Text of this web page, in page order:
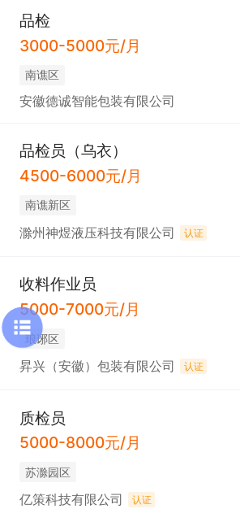
品检
3000-5000元/月
南谯区
安徽德诚智能包装有限公司
品检员（乌衣）
4500-6000元/月
南谯新区
滁州神煜液压科技有限公司 认证
收料作业员
5000-7000元/月
琅琊区
昇兴（安徽）包装有限公司 认证
质检员
5000-8000元/月
苏滁园区
亿策科技有限公司 认证